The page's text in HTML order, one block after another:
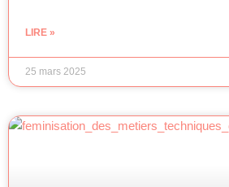
LIRE »
25 mars 2025